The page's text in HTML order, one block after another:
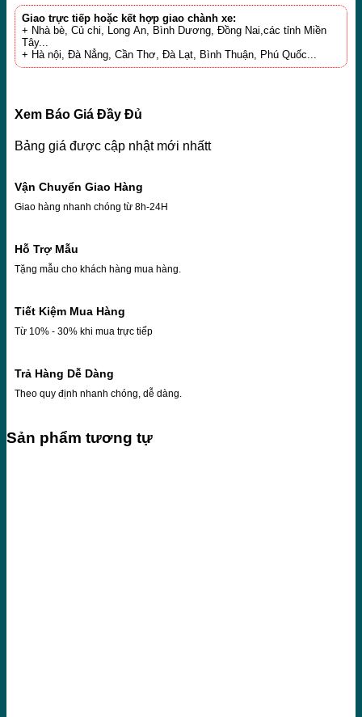
Giao trực tiếp hoặc kết hợp giao chành xe:
+ Nhà bè, Củ chi, Long An, Bình Dương, Đồng Nai,các tỉnh Miền
Tây...
+ Hà nội, Đà Nẳng, Cần Thơ, Đà Lạt, Bình Thuận, Phú Quốc...
Xem Báo Giá Đầy Đủ
Bảng giá được cập nhật mới nhấtt
Vận Chuyển Giao Hàng
Giao hàng nhanh chóng từ 8h-24H
Hỗ Trợ Mẫu
Tặng mẫu cho khách hàng mua hàng.
Tiết Kiệm Mua Hàng
Từ 10% - 30% khi mua trực tiếp
Trả Hàng Dễ Dàng
Theo quy định nhanh chóng, dễ dàng.
Sản phẩm tương tự